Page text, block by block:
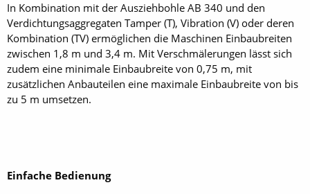
In Kombination mit der Ausziehbohle AB 340 und den
Verdichtungsaggregaten Tamper (T), Vibration (V) oder deren
Kombination (TV) ermöglichen die Maschinen Einbaubreiten
zwischen 1,8 m und 3,4 m. Mit Verschmälerungen lässt sich
zudem eine minimale Einbaubreite von 0,75 m, mit
zusätzlichen Anbauteilen eine maximale Einbaubreite von bis
zu 5 m umsetzen.
Einfache Bedienung